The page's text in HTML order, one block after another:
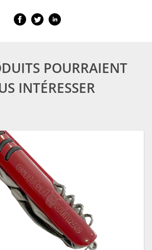
POURRAIENT
INTÉRESSER